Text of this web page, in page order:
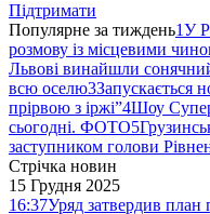
Підтримати
Популярне за тиждень1У
розмову із місцевими
Львові винайшли
всю оселю3Запускається
прірвою з іржі”4Шоу
сьогодні. ФОТО5
заступником голови
Стрічка новин
15 Грудня 2025
16:37Уряд затвердив план